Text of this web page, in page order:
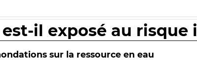
il exposé au risque
sur la ressource en eau